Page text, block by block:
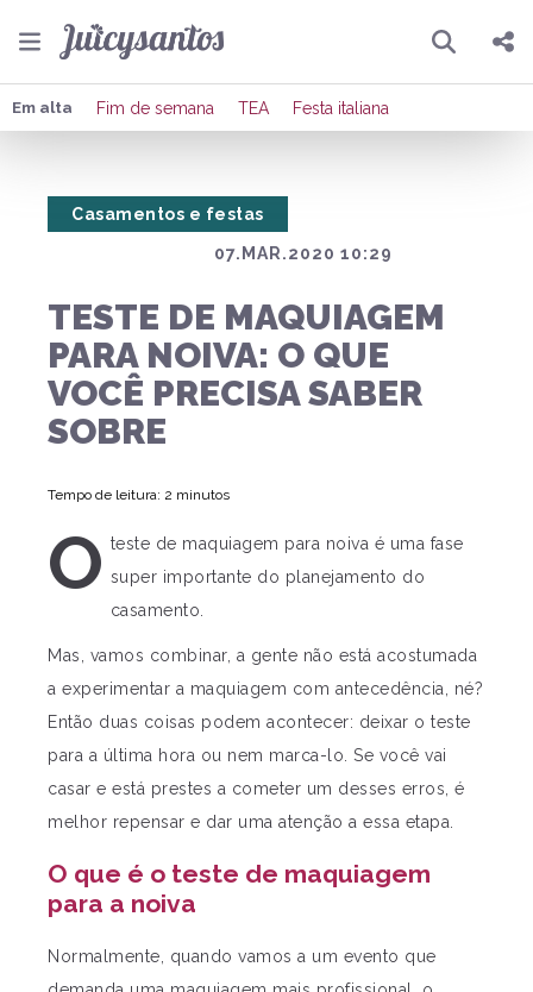
Pesquisar
Compartilhar
Publicar no X
Em alta Fim de semana TEA Festa italiana
07.MAR.2020 10:29
Casamentos e festas
TESTE DE MAQUIAGEM
PARA NOIVA: O QUE
VOCÊ PRECISA SABER
SOBRE
Tempo de leitura: 2 minutos
O teste de maquiagem para noiva é uma fase
super importante do planejamento do
casamento.
Mas, vamos combinar, a gente não está acostumada
a experimentar a maquiagem com antecedência, né?
Então duas coisas podem acontecer: deixar o teste
para a última hora ou nem marca-lo. Se você vai
casar e está prestes a cometer um desses erros, é
melhor repensar e dar uma atenção a essa etapa.
O que é o teste de maquiagem
para a noiva
Normalmente, quando vamos a um evento que